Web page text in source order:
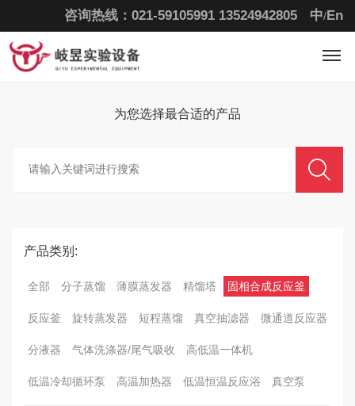
中/En
咨询热线：021-59105991 13524942805
为您选择最合适的产品
产品类别:
全部 分子蒸馏 薄膜蒸发器 精馏塔 固相合成反应釜
反应釜 旋转蒸发器 短程蒸馏 真空抽滤器 微通道反应器
分液器 气体洗涤器/尾气吸收 高低温一体机
低温冷却循环泵 高温加热器 低温恒温反应浴 真空泵